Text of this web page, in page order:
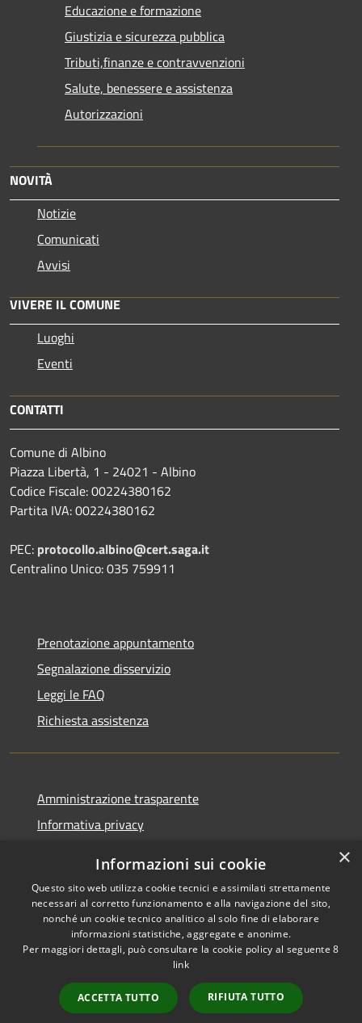
Educazione e formazione
Giustizia e sicurezza pubblica
Tributi,finanze e contravvenzioni
Salute, benessere e assistenza
Autorizzazioni
NOVITÀ
Notizie
Comunicati
Avvisi
VIVERE IL COMUNE
Luoghi
Eventi
CONTATTI
Comune di Albino
Piazza Libertà, 1 - 24021 - Albino
Codice Fiscale: 00224380162
Partita IVA: 00224380162
PEC: protocollo.albino@cert.saga.it
Centralino Unico: 035 759911
Prenotazione appuntamento
Segnalazione disservizio
Leggi le FAQ
Richiesta assistenza
Amministrazione trasparente
Informativa privacy
Dichiarazione di accessibilità
RSS
Copyright © 2026 • Comune di
Municipium•
Accesso
redazione
×
Informazioni sui cookie
Questo sito web utilizza cookie tecnici e assimilati strettamente
necessari al corretto funzionamento e alla navigazione del sito,
nonché un cookie tecnico analitico al solo fine di elaborare
informazioni statistiche, aggregate e anonime.
Per maggiori dettagli, può consultare la cookie policy al seguente8
link
ACCETTA TUTTO RIFIUTA TUTTO